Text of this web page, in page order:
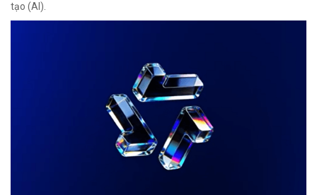
tạo (AI).